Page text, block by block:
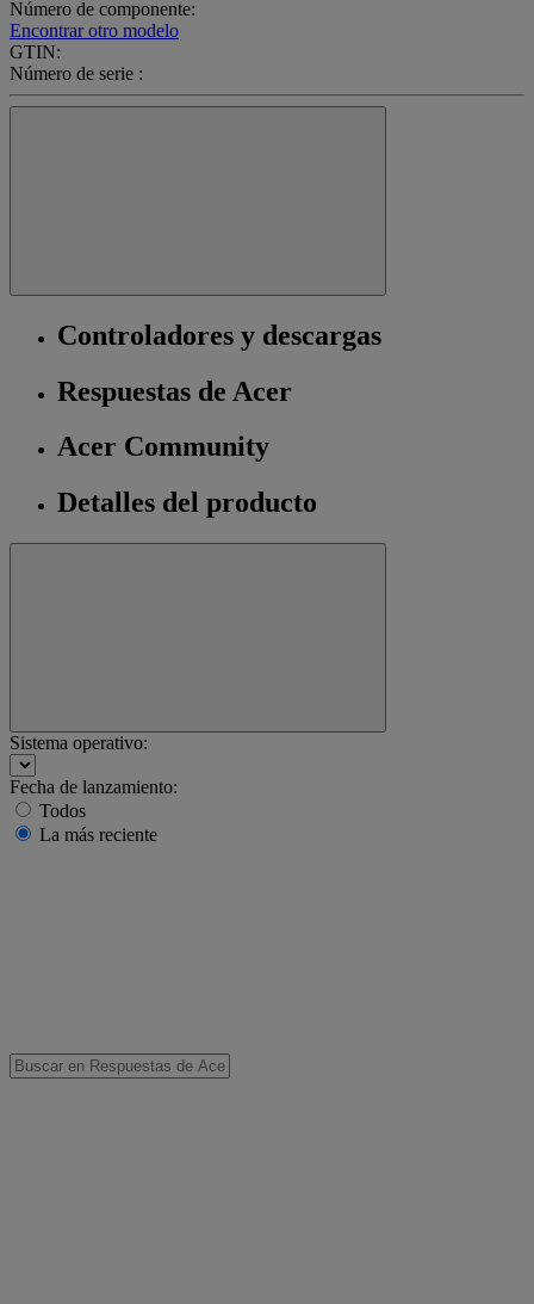
Número de componente:
Encontrar otro modelo
GTIN:
Número de serie :
Controladores y descargas
Respuestas de Acer
Acer Community
Detalles del producto
Sistema operativo:
Fecha de lanzamiento:
Todos
La más reciente